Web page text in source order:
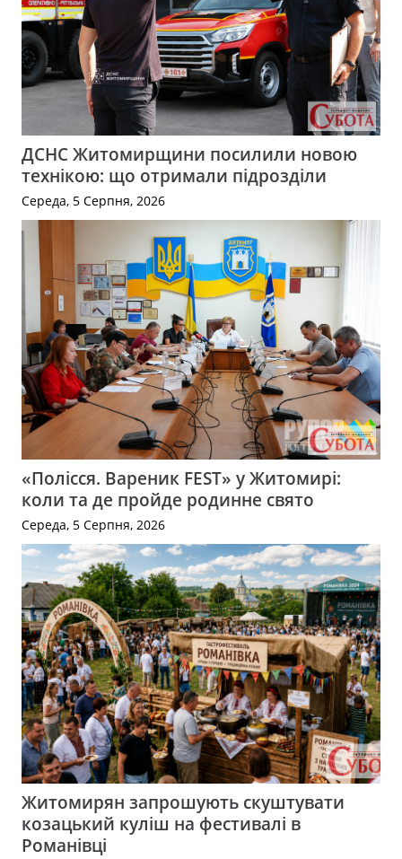
ДСНС Житомирщини посилили новою
технікою: що отримали підрозділи
Середа, 5 Серпня, 2026
«Полісся. Вареник FEST» у Житомирі:
коли та де пройде родинне свято
Середа, 5 Серпня, 2026
Житомирян запрошують скуштувати
козацький куліш на фестивалі в
Романівці